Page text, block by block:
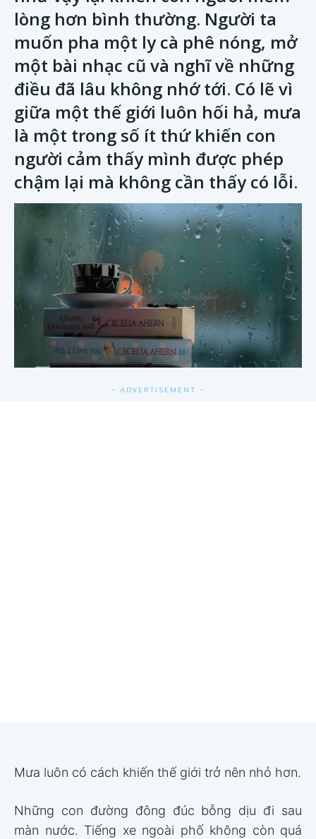
lòng hơn bình thường. Người ta
muốn pha một ly cà phê nóng, mở
một bài nhạc cũ và nghĩ về những
điều đã lâu không nhớ tới. Có lẽ vì
giữa một thế giới luôn hối hả, mưa
là một trong số ít thứ khiến con
người cảm thấy mình được phép
chậm lại mà không cần thấy có lỗi.
- ADVERTISEMENT -
Mưa luôn có cách khiến thế giới trở nên nhỏ hơn.
Những con đường đông đúc bỗng dịu đi sau
màn nước. Tiếng xe ngoài phố không còn quá